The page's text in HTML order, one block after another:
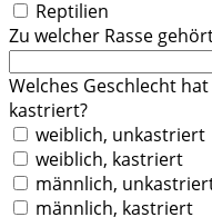
Reptilien
Zu welcher Rasse
Welches Geschlecht
kastriert?
weiblich, unkastriert
weiblich, kastriert
männlich,
männlich, kastriert